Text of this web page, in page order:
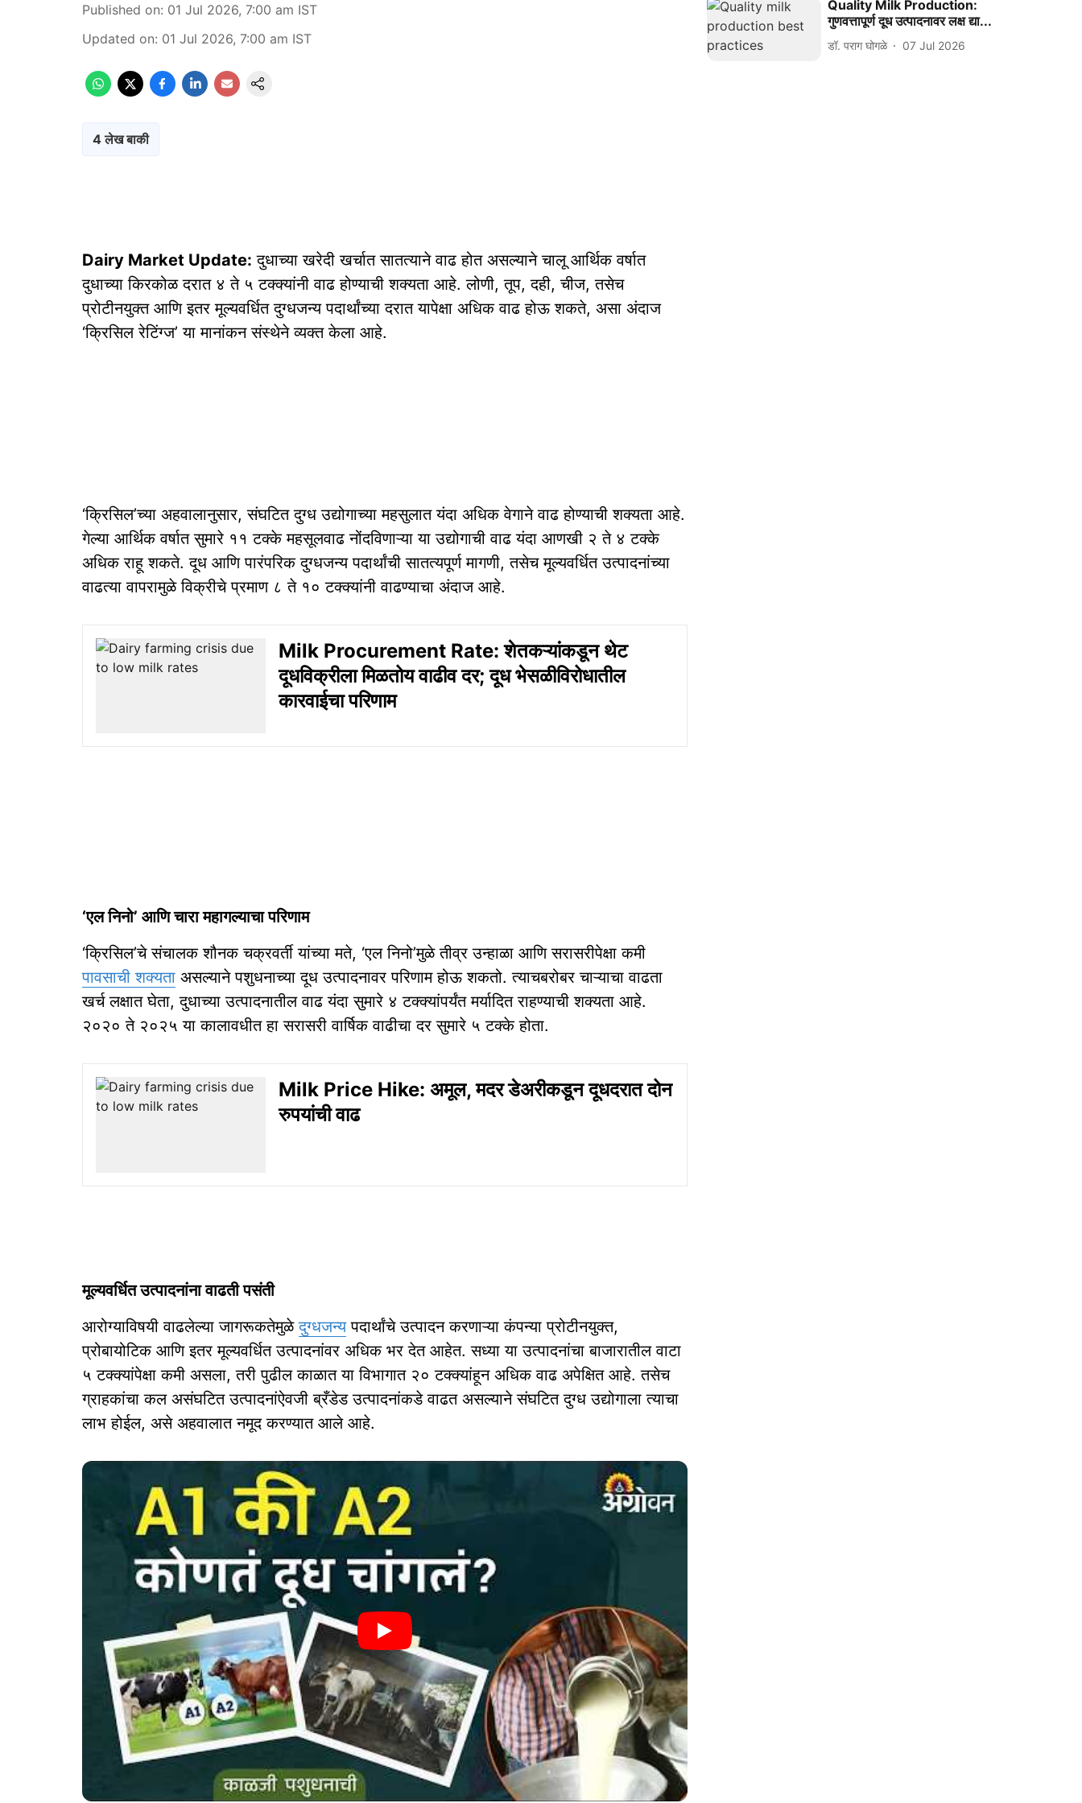
Published on: 01 Jul 2026, 7:00 am IST
Updated on: 01 Jul 2026, 7:00 am IST
4 लेख बाकी
Dairy Market Update: दुधाच्या खरेदी खर्चात सातत्याने वाढ होत असल्याने चालू आर्थिक वर्षात
दुधाच्या किरकोळ दरात ४ ते ५ टक्क्यांनी वाढ होण्याची शक्यता आहे. लोणी, तूप, दही, चीज, तसेच
प्रोटीनयुक्त आणि इतर मूल्यवर्धित दुग्धजन्य पदार्थांच्या दरात यापेक्षा अधिक वाढ होऊ शकते, असा अंदाज
‘क्रिसिल रेटिंग्ज’ या मानांकन संस्थेने व्यक्त केला आहे.
‘क्रिसिल’च्या अहवालानुसार, संघटित दुग्ध उद्योगाच्या महसुलात यंदा अधिक वेगाने वाढ होण्याची शक्यता आहे.
गेल्या आर्थिक वर्षात सुमारे ११ टक्के महसूलवाढ नोंदविणाऱ्या या उद्योगाची वाढ यंदा आणखी २ ते ४ टक्के
अधिक राहू शकते. दूध आणि पारंपरिक दुग्धजन्य पदार्थांची सातत्यपूर्ण मागणी, तसेच मूल्यवर्धित उत्पादनांच्या
वाढत्या वापरामुळे विक्रीचे प्रमाण ८ ते १० टक्क्यांनी वाढण्याचा अंदाज आहे.
Milk Procurement Rate: शेतकऱ्यांकडून थेट
दूधविक्रीला मिळतोय वाढीव दर; दूध भेसळीविरोधातील
कारवाईचा परिणाम
‘एल निनो’ आणि चारा महागल्याचा परिणाम
‘क्रिसिल’चे संचालक शौनक चक्रवर्ती यांच्या मते, ‘एल निनो’मुळे तीव्र उन्हाळा आणि सरासरीपेक्षा कमी
पावसाची शक्यता असल्याने पशुधनाच्या दूध उत्पादनावर परिणाम होऊ शकतो. त्याचबरोबर चाऱ्याचा वाढता
खर्च लक्षात घेता, दुधाच्या उत्पादनातील वाढ यंदा सुमारे ४ टक्क्यांपर्यंत मर्यादित राहण्याची शक्यता आहे.
२०२० ते २०२५ या कालावधीत हा सरासरी वार्षिक वाढीचा दर सुमारे ५ टक्के होता.
Milk Price Hike: अमूल, मदर डेअरीकडून दूधदरात दोन
रुपयांची वाढ
मूल्यवर्धित उत्पादनांना वाढती पसंती
आरोग्याविषयी वाढलेल्या जागरूकतेमुळेदुग्धजन्यपदार्थांचे उत्पादन करणाऱ्या कंपन्या प्रोटीनयुक्त,
प्रोबायोटिक आणि इतर मूल्यवर्धित उत्पादनांवर अधिक भर देत आहेत. सध्या या उत्पादनांचा बाजारातील वाटा
५ टक्क्यांपेक्षा कमी असला, तरी पुढील काळात या विभागात २० टक्क्यांहून अधिक वाढ अपेक्षित आहे. तसेच
ग्राहकांचा कल असंघटित उत्पादनांऐवजी ब्रँडेड उत्पादनांकडे वाढत असल्याने संघटित दुग्ध उद्योगाला त्याचा
लाभ होईल, असे अहवालात नमूद करण्यात आले आहे.
Quality Milk Production:
गुणवत्तापूर्ण दूध उत्पादनावर लक्ष द्या...
डॉ. पराग घोगळे 07 Jul 2026